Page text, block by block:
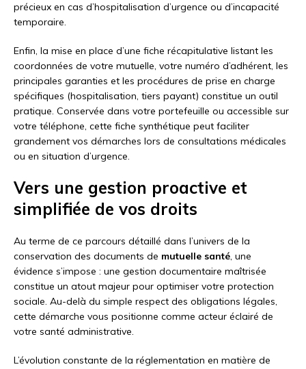
précieux en cas d’hospitalisation d’urgence ou d’incapacité
temporaire.
Enfin, la mise en place d’une fiche récapitulative listant les
coordonnées de votre mutuelle, votre numéro d’adhérent, les
principales garanties et les procédures de prise en charge
spécifiques (hospitalisation, tiers payant) constitue un outil
pratique. Conservée dans votre portefeuille ou accessible sur
votre téléphone, cette fiche synthétique peut faciliter
grandement vos démarches lors de consultations médicales
ou en situation d’urgence.
Vers une gestion proactive et
simplifiée de vos droits
Au terme de ce parcours détaillé dans l’univers de la
conservation des documents de mutuelle santé, une
évidence s’impose : une gestion documentaire maîtrisée
constitue un atout majeur pour optimiser votre protection
sociale. Au-delà du simple respect des obligations légales,
cette démarche vous positionne comme acteur éclairé de
votre santé administrative.
L’évolution constante de la réglementation en matière de